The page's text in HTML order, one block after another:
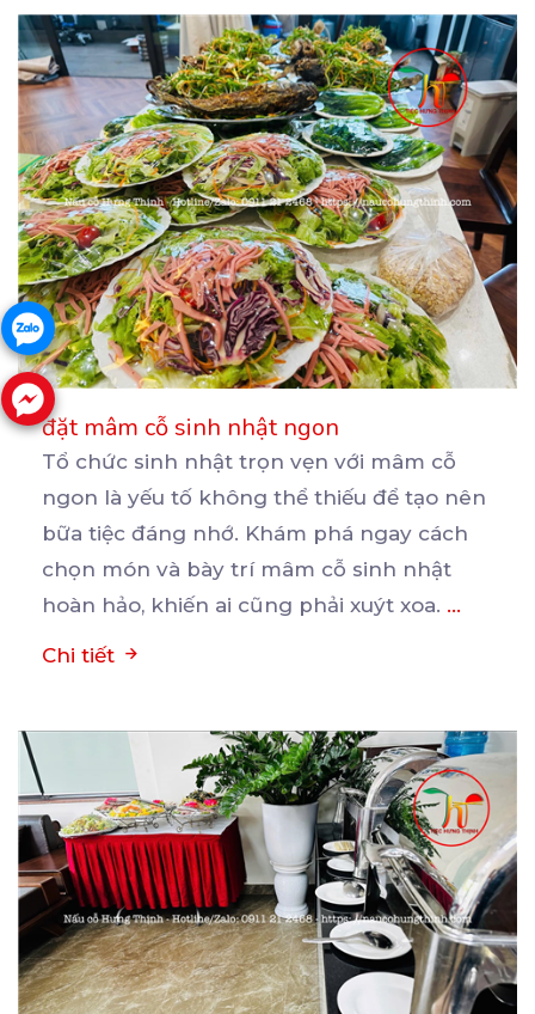
đặt mâm cỗ sinh nhật ngon
Tổ chức sinh nhật trọn vẹn với mâm cỗ
ngon là yếu tố không thể thiếu để tạo nên
bữa tiệc đáng nhớ. Khám phá ngay cách
chọn món và bày trí mâm cỗ sinh nhật
hoàn hảo, khiến ai cũng phải xuýt xoa. ...
Chi tiết